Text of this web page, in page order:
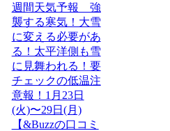
週間天気予報 強
襲する寒気！大雪
に変える必要があ
る！太平洋側も雪
に見舞われる！要
チェックの低温注
意報！1月23日
(火)〜29日(月)
【&Buzzの口コミ